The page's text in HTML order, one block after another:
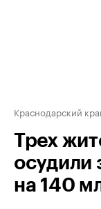
Краснодарский
Трех
осудили
на 140